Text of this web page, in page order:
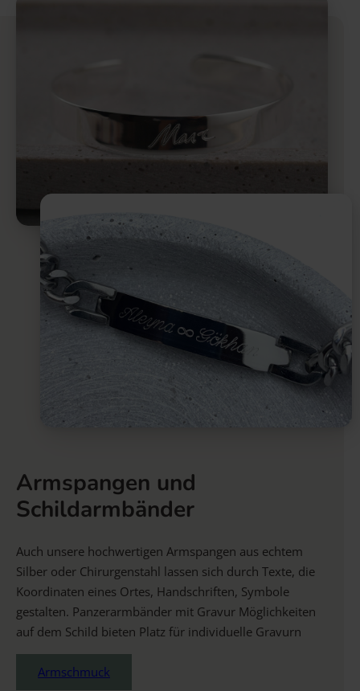
Armspangen und
Schildarmbänder
Auch unsere hochwertigen Armspangen aus echtem
Silber oder Chirurgenstahl lassen sich durch Texte, die
Koordinaten eines Ortes, Handschriften, Symbole
gestalten. Panzerarmbänder mit Gravur Möglichkeiten
auf dem Schild bieten Platz für individuelle Gravurn
Armschmuck